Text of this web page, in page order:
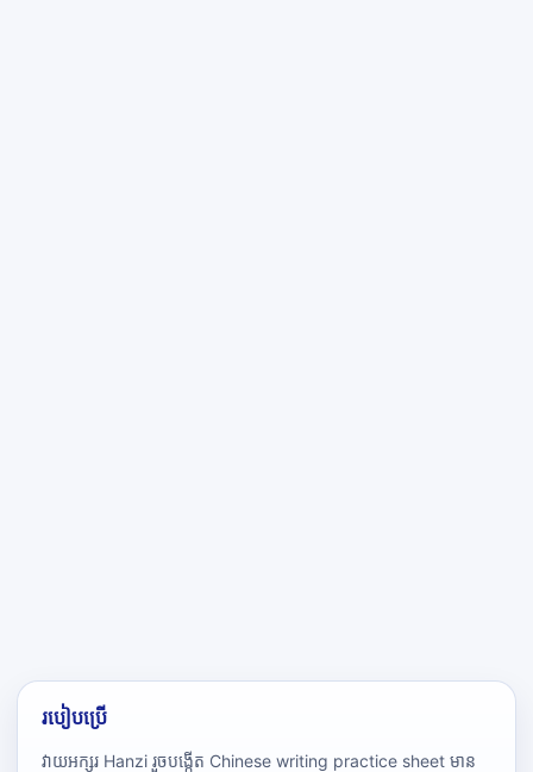
របៀបប្រើ
វាយអក្សរ Hanzi រួចបង្កើត Chinese writing practice sheet មាន